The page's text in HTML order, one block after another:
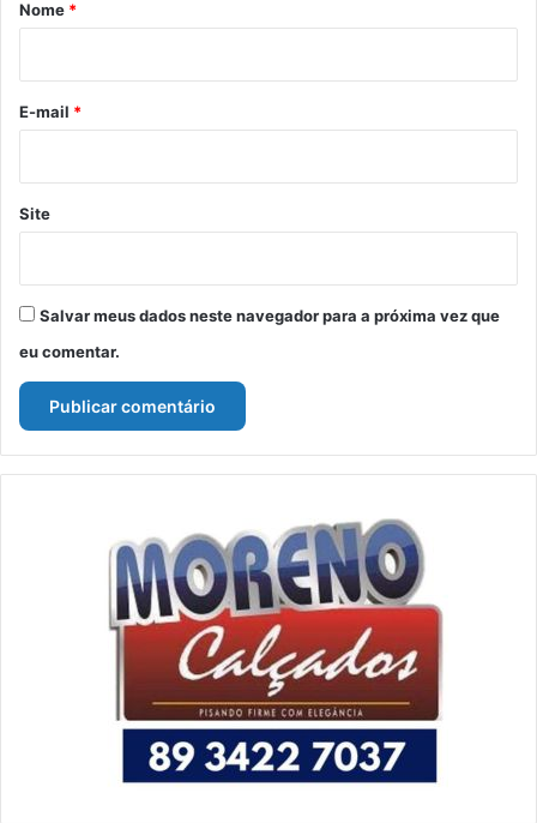
*
Nome *
E-mail *
Site
Salvar meus dados neste navegador para a próxima vez que
eu comentar.